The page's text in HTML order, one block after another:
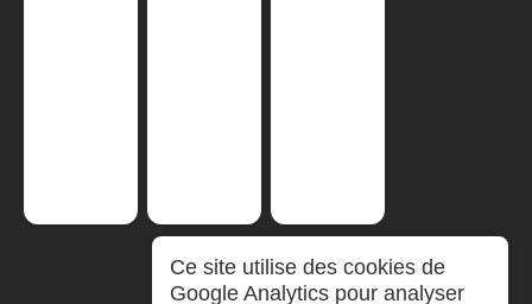
Ce site utilise des cookies de
Google Analytics pour analyser